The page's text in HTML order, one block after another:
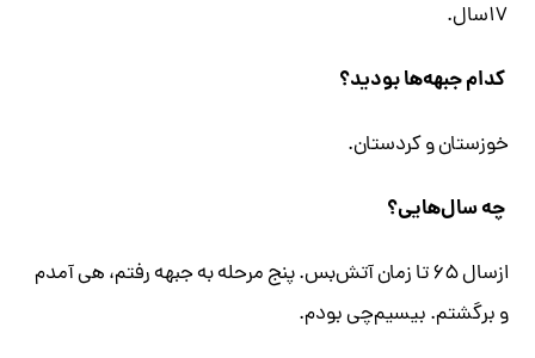
۱۷سال.
کدام جبهه‌ها بودید؟
خوزستان و کردستان.
چه سال‌هایی؟
از‌سال ۶۵ تا زمان آتش‌بس. پنج مرحله به جبهه رفتم، هی آمدم
و برگشتم. بیسیم‌چی بودم.